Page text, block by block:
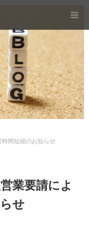
時間短縮のお知らせ
業要請によ
せ